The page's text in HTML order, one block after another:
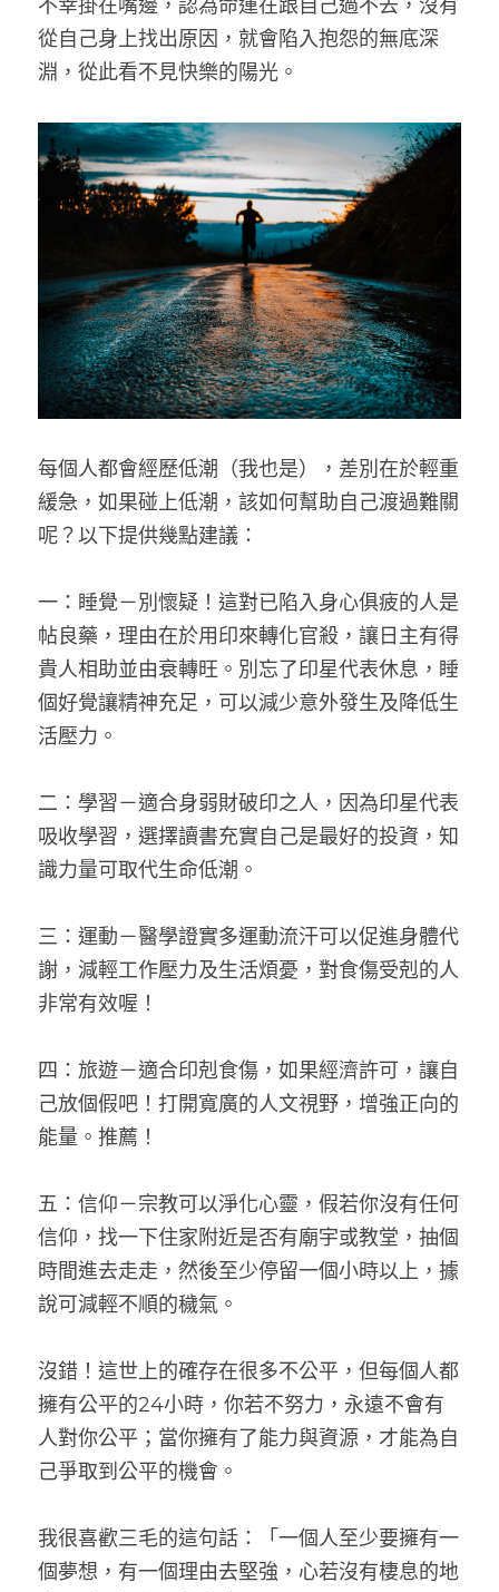
不幸掛在嘴邊，認為命運在跟自己過不去，沒有
從自己身上找出原因，就會陷入抱怨的無底深
淵，從此看不見快樂的陽光。
每個人都會經歷低潮（我也是），差別在於輕重
緩急，如果碰上低潮，該如何幫助自己渡過難關
呢？以下提供幾點建議：
一：睡覺－別懷疑！這對已陷入身心俱疲的人是
帖良藥，理由在於用印來轉化官殺，讓日主有得
貴人相助並由衰轉旺。別忘了印星代表休息，睡
個好覺讓精神充足，可以減少意外發生及降低生
活壓力。
二：學習－適合身弱財破印之人，因為印星代表
吸收學習，選擇讀書充實自己是最好的投資，知
識力量可取代生命低潮。
三：運動－醫學證實多運動流汗可以促進身體代
謝，減輕工作壓力及生活煩憂，對食傷受剋的人
非常有效喔！
四：旅遊－適合印剋食傷，如果經濟許可，讓自
己放個假吧！打開寬廣的人文視野，增強正向的
能量。推薦！
五：信仰－宗教可以淨化心靈，假若你沒有任何
信仰，找一下住家附近是否有廟宇或教堂，抽個
時間進去走走，然後至少停留一個小時以上，據
說可減輕不順的穢氣。
沒錯！這世上的確存在很多不公平，但每個人都
擁有公平的24小時，你若不努力，永遠不會有
人對你公平；當你擁有了能力與資源，才能為自
己爭取到公平的機會。
我很喜歡三毛的這句話：「一個人至少要擁有一
個夢想，有一個理由去堅強，心若沒有棲息的地